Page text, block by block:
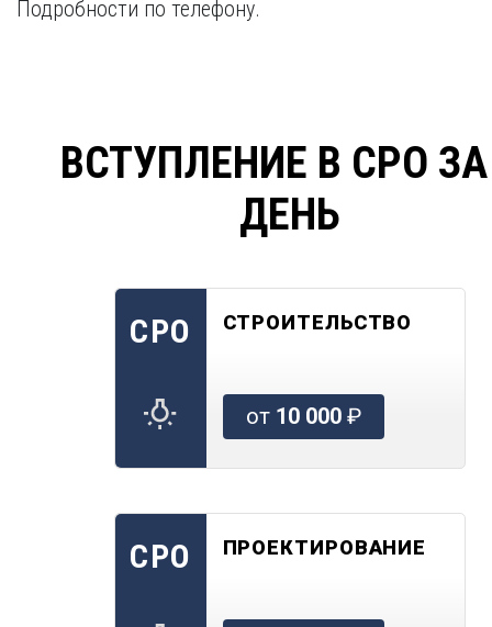
Подробности по телефону.
ВСТУПЛЕНИЕ В СРО
ДЕНЬ
СРО СТРОИТЕЛЬСТВО
от 10 000₽
СРО ПРОЕКТИРОВАНИЕ